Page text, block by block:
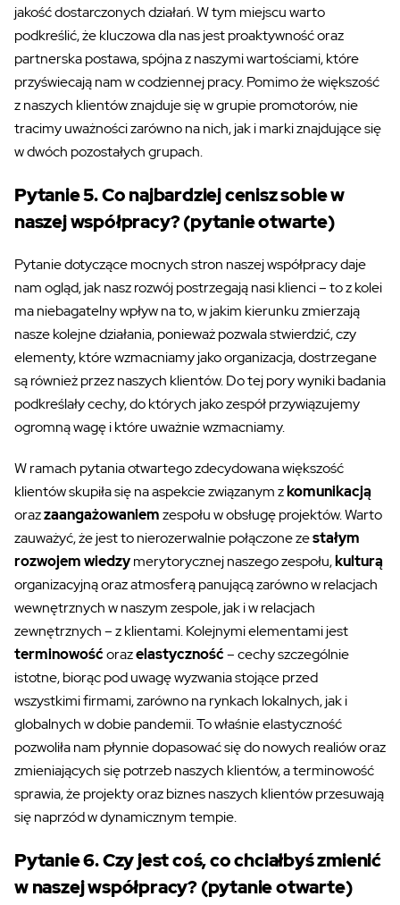
jakość dostarczonych działań. W tym miejscu warto
podkreślić, że kluczowa dla nas jest proaktywność oraz
partnerska postawa, spójna z naszymi wartościami, które
przyświecają nam w codziennej pracy. Pomimo że większość
z naszych klientów znajduje się w grupie promotorów, nie
tracimy uważności zarówno na nich, jak i marki znajdujące się
w dwóch pozostałych grupach.
Pytanie 5. Co najbardziej cenisz sobie w
naszej współpracy? (pytanie otwarte)
Pytanie dotyczące mocnych stron naszej współpracy daje
nam ogląd, jak nasz rozwój postrzegają nasi klienci – to z kolei
ma niebagatelny wpływ na to, w jakim kierunku zmierzają
nasze kolejne działania, ponieważ pozwala stwierdzić, czy
elementy, które wzmacniamy jako organizacja, dostrzegane
są również przez naszych klientów. Do tej pory wyniki badania
podkreślały cechy, do których jako zespół przywiązujemy
ogromną wagę i które uważnie wzmacniamy.
W ramach pytania otwartego zdecydowana większość
klientów skupiła się na aspekcie związanym zkomunikacją
orazzaangażowaniemzespołu w obsługę projektów. Warto
zauważyć, że jest to nierozerwalnie połączone zestałym
rozwojem wiedzymerytorycznej naszego zespołu,kulturą
organizacyjną oraz atmosferą panującą zarówno w relacjach
wewnętrznych w naszym zespole, jak i w relacjach
zewnętrznych – z klientami. Kolejnymi elementami jest
terminowośćorazelastyczność– cechy szczególnie
istotne, biorąc pod uwagę wyzwania stojące przed
wszystkimi firmami, zarówno na rynkach lokalnych, jak i
globalnych w dobie pandemii. To właśnie elastyczność
pozwoliła nam płynnie dopasować się do nowych realiów oraz
zmieniających się potrzeb naszych klientów, a terminowość
sprawia, że projekty oraz biznes naszych klientów przesuwają
się naprzód w dynamicznym tempie.
Pytanie 6. Czy jest coś, co chciałbyś zmienić
w naszej współpracy? (pytanie otwarte)